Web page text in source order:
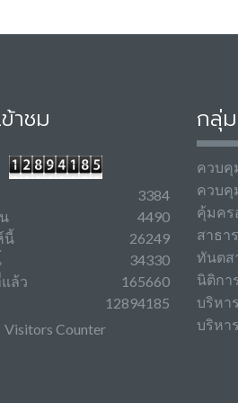
าชม
นี้
ล้ว
3384
4490
26249
34330
165660
12894185
Visitors Counter
กลุ่
ควบคุ
ควบคุ
คุ้มคร
สาธา
ทันตส
นิติกา
บริหา
บริหา